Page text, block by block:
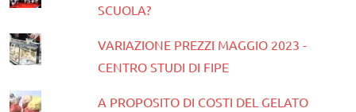
SCUOLA?
VARIAZIONE PREZZI MAGGIO 2023 -
CENTRO STUDI DI FIPE
A PROPOSITO DI COSTI DEL GELATO